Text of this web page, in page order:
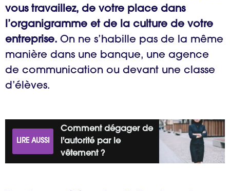
vous travaillez, de votre place dans
l’organigramme et de la culture de votre
entreprise. On ne s’habille pas de la même
manière dans une banque, une agence
de communication ou devant une classe
d’élèves.
LIRE AUSSI
Comment dégager de
l'autorité par le
vêtement ?